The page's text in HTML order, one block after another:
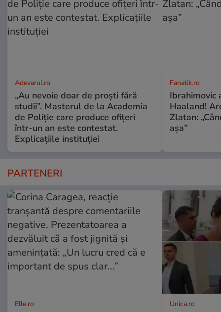
Adevarul.ro
„Au nevoie doar de proști fără
studii”. Masterul de la Academia
de Poliție care produce ofițeri
într-un an este contestat.
Explicațiile instituției
Fanatik.ro
Ibrahimovic
Haaland!
Zlatan:
așa”
PARTENERI
Elle.ro Unica.ro